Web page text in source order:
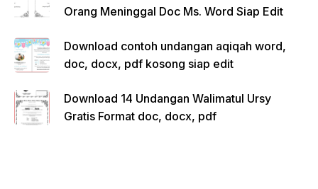
Orang Meninggal Doc Ms. Word Siap Edit
Download contoh undangan aqiqah word,
doc, docx, pdf kosong siap edit
Download 14 Undangan Walimatul Ursy
Gratis Format doc, docx, pdf